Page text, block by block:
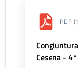
PDF
Cesena -